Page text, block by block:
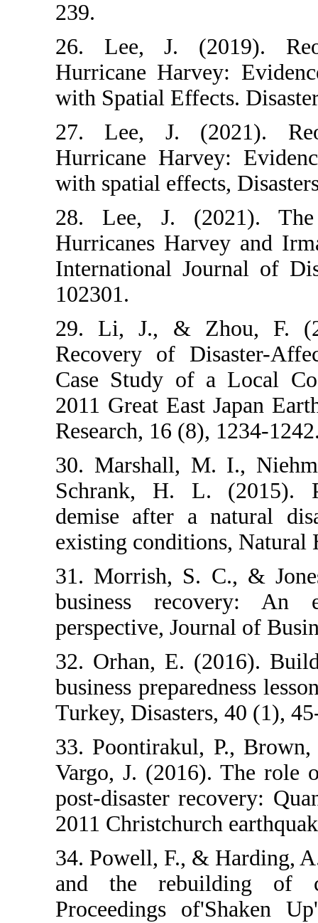
26. Lee, J.
Hurricane
with Spatial
27. Lee, J.
Hurricane
with spatial
28. Lee, J.
Hurricanes
International
29. Li, J., &
Recovery of
Case Study
2011 Great
Research, 16
30.
Schrank,
demise
existing
31. Morrish,
business
perspective,
32. Orhan,
business
Turkey,
33.
Vargo, J.
post-disaster
2011
34. Powell,
and the
Proceedings